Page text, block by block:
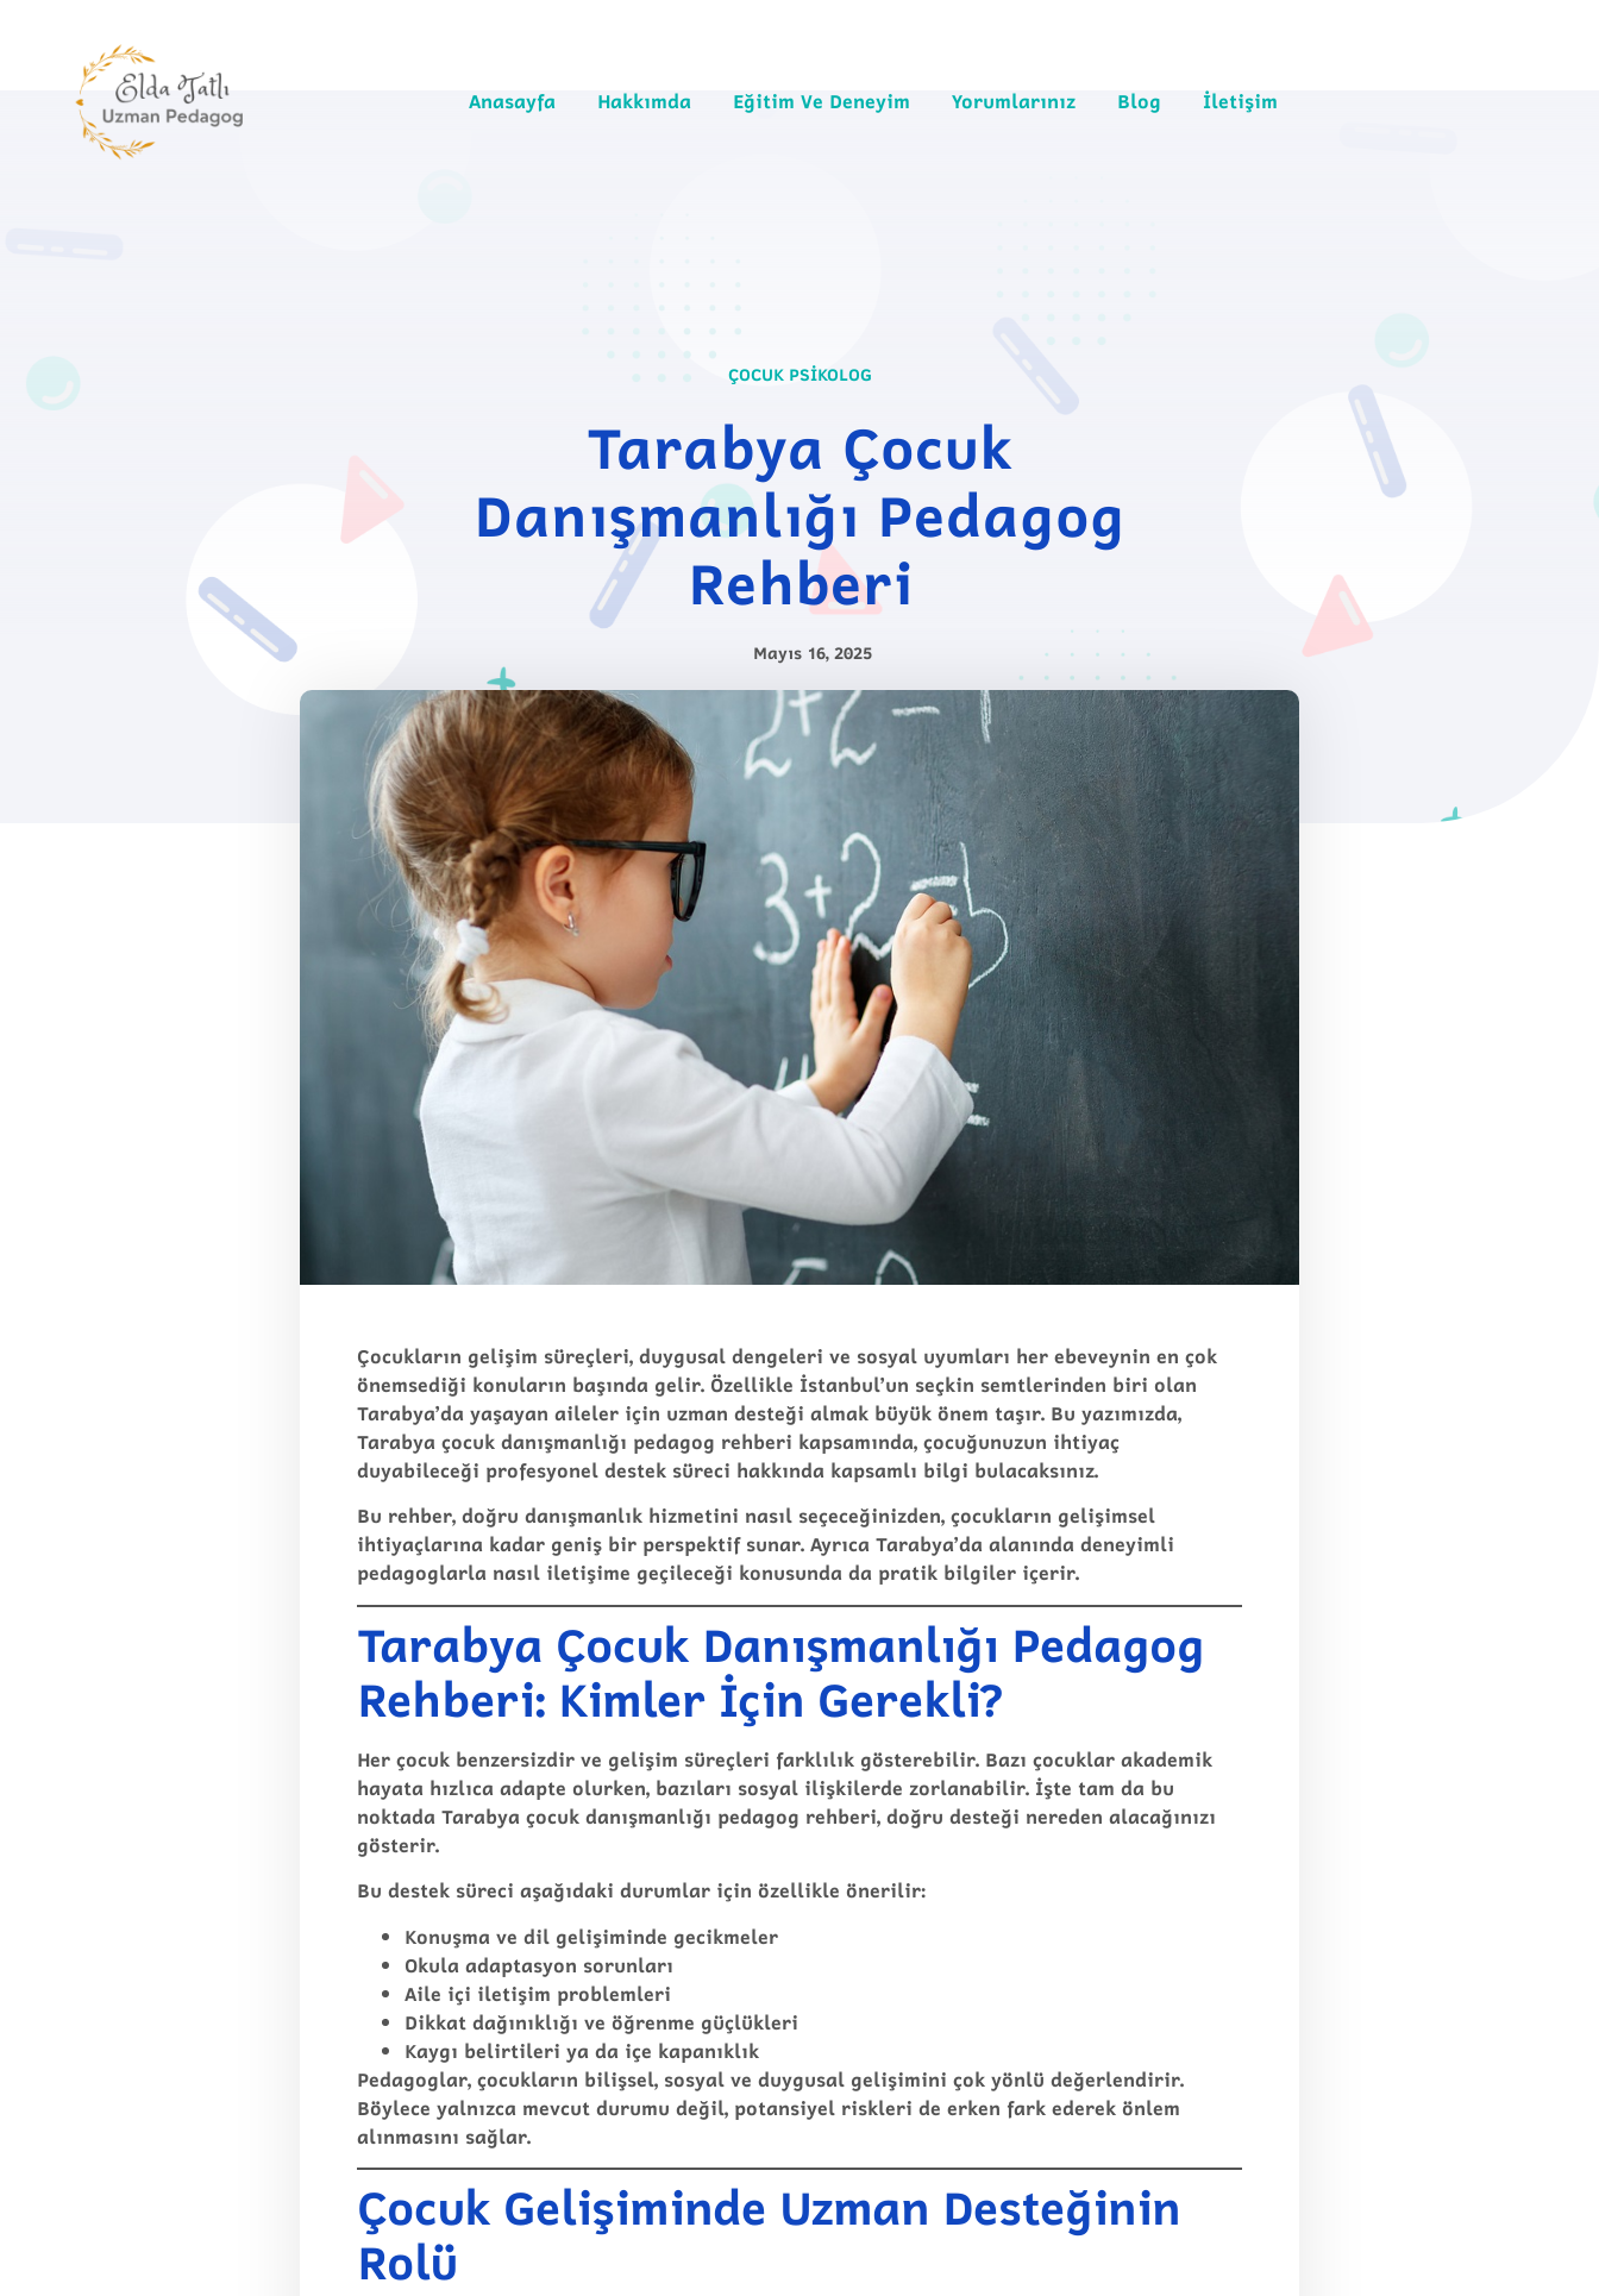
Anasayfa Hakkımda Eğitim Ve Deneyim Yorumlarınız Blog İletişim
ÇOCUK PSIKOLOG
Tarabya Çocuk
Danışmanlığı Pedagog
Rehberi
Mayıs 16, 2025
Çocukların gelişim süreçleri, duygusal dengeleri ve sosyal uyumları her ebeveynin en çok
önemsediği konuların başında gelir. Özellikle İstanbul’un seçkin semtlerinden biri olan
Tarabya’da yaşayan aileler için uzman desteği almak büyük önem taşır. Bu yazımızda,
Tarabya çocuk danışmanlığı pedagog rehberi kapsamında, çocuğunuzun ihtiyaç
duyabileceği profesyonel destek süreci hakkında kapsamlı bilgi bulacaksınız.
Bu rehber, doğru danışmanlık hizmetini nasıl seçeceğinizden, çocukların gelişimsel
ihtiyaçlarına kadar geniş bir perspektif sunar. Ayrıca Tarabya’da alanında deneyimli
pedagoglarla nasıl iletişime geçileceği konusunda da pratik bilgiler içerir.
Tarabya Çocuk Danışmanlığı Pedagog
Rehberi: Kimler İçin Gerekli?
Her çocuk benzersizdir ve gelişim süreçleri farklılık gösterebilir. Bazı çocuklar akademik
hayata hızlıca adapte olurken, bazıları sosyal ilişkilerde zorlanabilir. İşte tam da bu
noktada Tarabya çocuk danışmanlığı pedagog rehberi, doğru desteği nereden alacağınızı
gösterir.
Bu destek süreci aşağıdaki durumlar için özellikle önerilir:
Konuşma ve dil gelişiminde gecikmeler
Okula adaptasyon sorunları
Aile içi iletişim problemleri
Dikkat dağınıklığı ve öğrenme güçlükleri
Kaygı belirtileri ya da içe kapanıklık
Pedagoglar, çocukların bilişsel, sosyal ve duygusal gelişimini çok yönlü değerlendirir.
Böylece yalnızca mevcut durumu değil, potansiyel riskleri de erken fark ederek önlem
alınmasını sağlar.
Çocuk Gelişiminde Uzman Desteğinin
Rolü